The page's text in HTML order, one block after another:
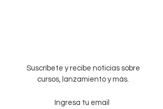
Suscríbete y recibe noticias sobre
cursos, lanzamiento y más.